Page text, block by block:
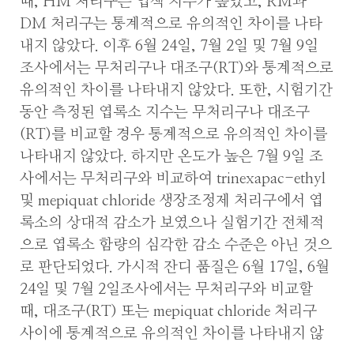
DM 처리구는 통계적으로 유의적인 차이를 나타
내지 않았다. 이후 6월 24일, 7월 2일 및 7월 9일
조사에서는 무처리구나 대조구(RT)와 통계적으로
유의적인 차이를 나타내지 않았다. 또한, 시험기간
동안 측정된 엽록소 지수는 무처리구나 대조구
(RT)를 비교할 경우 통계적으로 유의적인 차이를
나타내지 않았다. 하지만 온도가 높은 7월 9일 조
사에서는 무처리구와 비교하여 trinexapac-ethyl
및 mepiquat chloride 생장조정제 처리구에서 엽
록소의 상대적 감소가 보였으나 실험기간 전체적
으로 엽록소 함량의 심각한 감소 수준은 아닌 것으
로 판단되었다. 가시적 잔디 품질은 6월 17일, 6월
24일 및 7월 2일조사에서는 무처리구와 비교할
때, 대조구(RT) 또는 mepiquat chloride 처리구
사이에 통계적으로 유의적인 차이를 나타내지 않